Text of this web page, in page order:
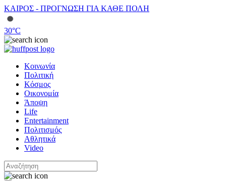
ΚΑΙΡΟΣ - ΠΡΟΓΝΩΣΗ ΓΙΑ ΚΑΘΕ ΠΟΛΗ
30°C
Κοινωνία
Πολιτική
Κόσμος
Οικονομία
Άποψη
Life
Entertainment
Πολιτισμός
Αθλητικά
Video